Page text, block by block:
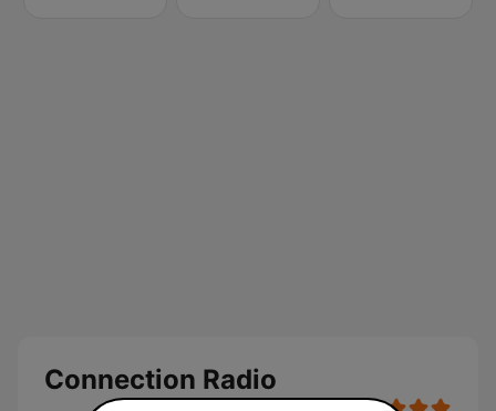
Connection Radio